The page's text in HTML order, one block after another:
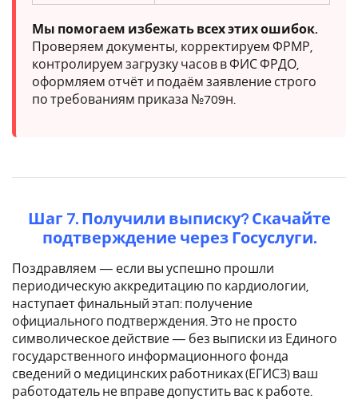
Мы помогаем избежать всех этих ошибок.
Проверяем документы, корректируем ФРМР,
контролируем загрузку часов в ФИС ФРДО,
оформляем отчёт и подаём заявление строго
по требованиям приказа №709н.
Шаг 7. Получили выписку? Скачайте
подтверждение через Госуслуги.
Поздравляем — если вы успешно прошли
периодическую аккредитацию по кардиологии,
наступает финальный этап: получение
официального подтверждения. Это не просто
символическое действие — без выписки из Единого
государственного информационного фонда
сведений о медицинских работниках (ЕГИСЗ) ваш
работодатель не вправе допустить вас к работе.